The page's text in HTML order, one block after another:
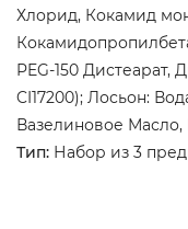
Хлорид, Кокамид
PEG-150 Дистеарат,
CI17200); Лосьон:
Вазелиновое Масло,
Тип: Набор из 3